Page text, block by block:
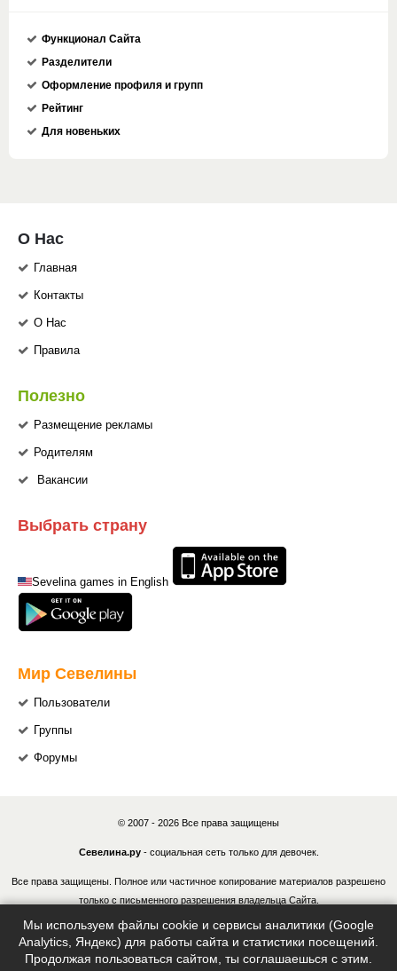
Функционал Сайта
Разделители
Оформление профиля и групп
Рейтинг
Для новеньких
О Нас
Главная
Контакты
О Нас
Правила
Полезно
Размещение рекламы
Родителям
Вакансии
Выбрать страну
Sevelina games in English
Мир Севелины
Пользователи
Группы
Форумы
© 2007 - 2026 Все права защищены
Севелина.ру- социальная сеть только для девочек.
Все права защищены. Полное или частичное копирование материалов разрешено
только с письменного разрешения владельца Сайта.
В случае обнаружения нарушений, виновные лица могут быть привлечены к
ответственности в соответствии с действующим законодательством Российской
Федерации.
Мы используем файлы cookie и сервисы аналитики (Google
Analytics, Яндекс) для работы сайта и статистики посещений.
Продолжая пользоваться сайтом, ты соглашаешься с этим.